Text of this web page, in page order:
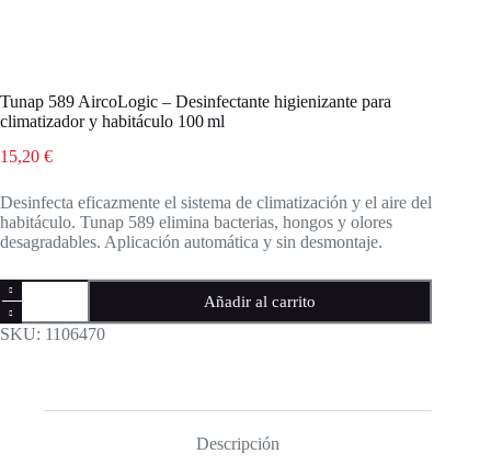
Tunap 589 AircoLogic – Desinfectante higienizante para
climatizador y habitáculo 100 ml
15,20 €
Desinfecta eficazmente el sistema de climatización y el aire del
habitáculo. Tunap 589 elimina bacterias, hongos y olores
desagradables. Aplicación automática y sin desmontaje.
Tunap
589
AircoLogic
–
Añadir al carrito
SKU: 1106470
Descripción